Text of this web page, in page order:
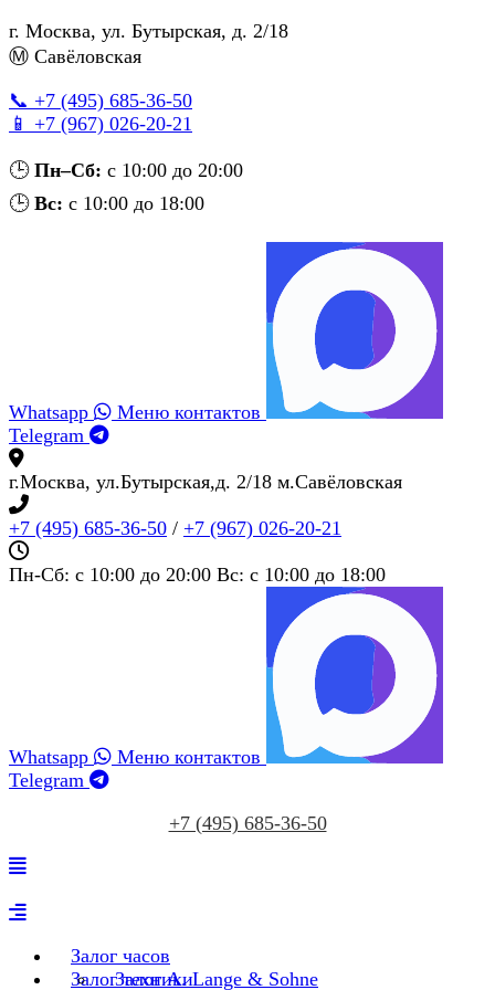
г. Москва, ул. Бутырская, д. 2/18
Ⓜ Савёловская
📞 +7 (495) 685‑36‑50
📱 +7 (967) 026‑20‑21
🕒 Пн–Сб: с 10:00 до 20:00
🕒 Вс: с 10:00 до 18:00
Whatsapp
Меню контактов
Telegram
г.Москва, ул.Бутырская,д. 2/18 м.Савёловская
+7 (495) 685‑36‑50 / +7 (967) 026‑20‑21
Пн-Сб: c 10:00 до 20:00 Вс: c 10:00 до 18:00
Whatsapp
Меню контактов
Telegram
+7 (495) 685‑36‑50
Залог часов
Залог A. Lange & Sohne
Залог техники